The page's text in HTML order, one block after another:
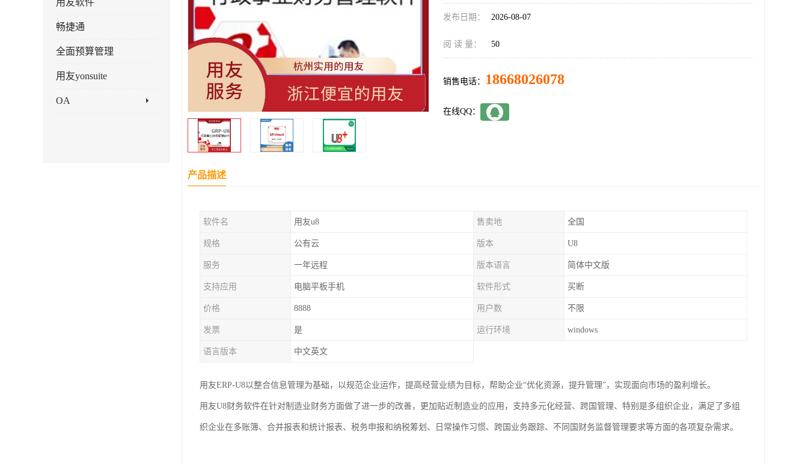
用友软件
畅捷通
全面预算管理
用友yonsuite
OA
发布日期： 2026-08-07
阅 读 量： 50
销售电话： 18668026078
在线QQ：
产品描述
软件名 用友u8 售卖地 全国
规格 公有云 版本 U8
服务 一年远程 版本语言 简体中文版
支持应用 电脑平板手机 软件形式 买断
价格 8888 用户数 不限
发票 是 运行环境 windows
语言版本 中文英文
用友ERP-U8以整合信息管理为基础，以规范企业运作，提高经营业绩为目标，帮助企业“优化资源，提升管理”，实现面向市场的盈利增长。
用友U8财务软件在针对制造业财务方面做了进一步的改善，更加贴近制造业的应用，支持多元化经营、跨国管理、特别是多组织企业，满足了多组
织企业在多账簿、合并报表和统计报表、税务申报和纳税筹划、日常操作习惯、跨国业务跟踪、不同国财务监督管理要求等方面的各项复杂需求。